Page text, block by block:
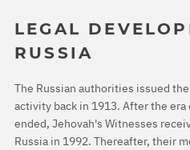
LEGAL
RUSSIA
The Russian authorities issued
activity back in 1913. After the
ended, Jehovah's Witnesses
Russia in 1992. Thereafter, their